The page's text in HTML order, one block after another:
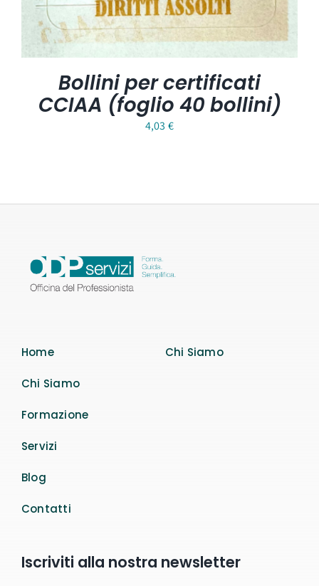
Bollini per certificati
CCIAA (foglio 40 bollini)
4,03 €
Home
Chi Siamo
Formazione
Servizi
Blog
Contatti
Chi Siamo
Iscriviti alla nostra newsletter